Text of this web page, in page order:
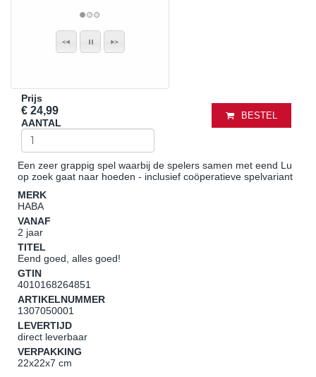
Prijs
€ 24,99
AANTAL
BESTEL
Een zeer grappig spel waarbij de spelers samen met eend Lu
op zoek gaat naar hoeden - inclusief coöperatieve spelvariant
MERK
HABA
VANAF
2 jaar
TITEL
Eend goed, alles goed!
GTIN
4010168264851
ARTIKELNUMMER
1307050001
LEVERTIJD
direct leverbaar
VERPAKKING
22x22x7 cm